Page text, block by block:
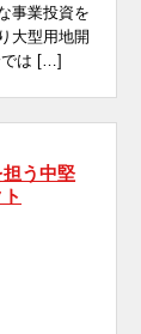
事業投資を
大型用地開
では […]
う中堅